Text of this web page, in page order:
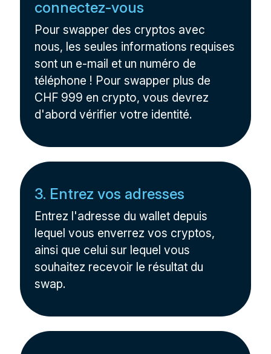
connectez-vous
Pour swapper des cryptos avec
nous, les seules informations requises
sont un e-mail et un numéro de
téléphone ! Pour swapper plus de
CHF 999 en crypto, vous devrez
d'abord vérifier votre identité.
3. Entrez vos adresses
Entrez l'adresse du wallet depuis
lequel vous enverrez vos cryptos,
ainsi que celui sur lequel vous
souhaitez recevoir le résultat du
swap.